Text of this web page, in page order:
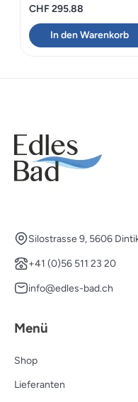
CHF295.88
In den Warenkorb
Silostrasse 9, 5606
+41 (0)56 511 23 20
info@edles-bad.ch
Menü
Shop
Lieferanten